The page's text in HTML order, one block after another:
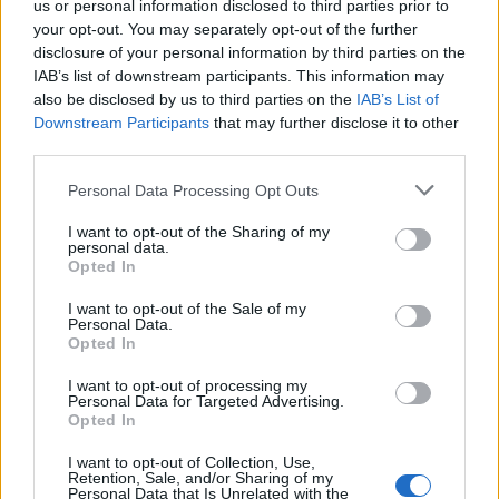
us or personal information disclosed to third parties prior to
your opt-out. You may separately opt-out of the further
disclosure of your personal information by third parties on the
IAB’s list of downstream participants. This information may
also be disclosed by us to third parties on the IAB’s List of
Downstream Participants that may further disclose it to other
Personal Data Processing Opt Outs
I want to opt-out of the Sharing of my
personal data.
Opted In
I want to opt-out of the Sale of my
Personal Data.
Opted In
I want to opt-out of processing my
Personal Data for Targeted Advertising.
Opted In
I want to opt-out of Collection, Use,
Retention, Sale, and/or Sharing of my
Personal Data that Is Unrelated with the
Correlati
Tortona rinnova la
basterà ad assicurare
il servizio o
cittadini?
14 Dicembre 2015
La strana gestione del
euro per restituire un
8 Febbraio 2015
In "Ultim'ora"
TORTONA: Il
Consiglio comunale
gestione del canile per
30 Comuni della zona